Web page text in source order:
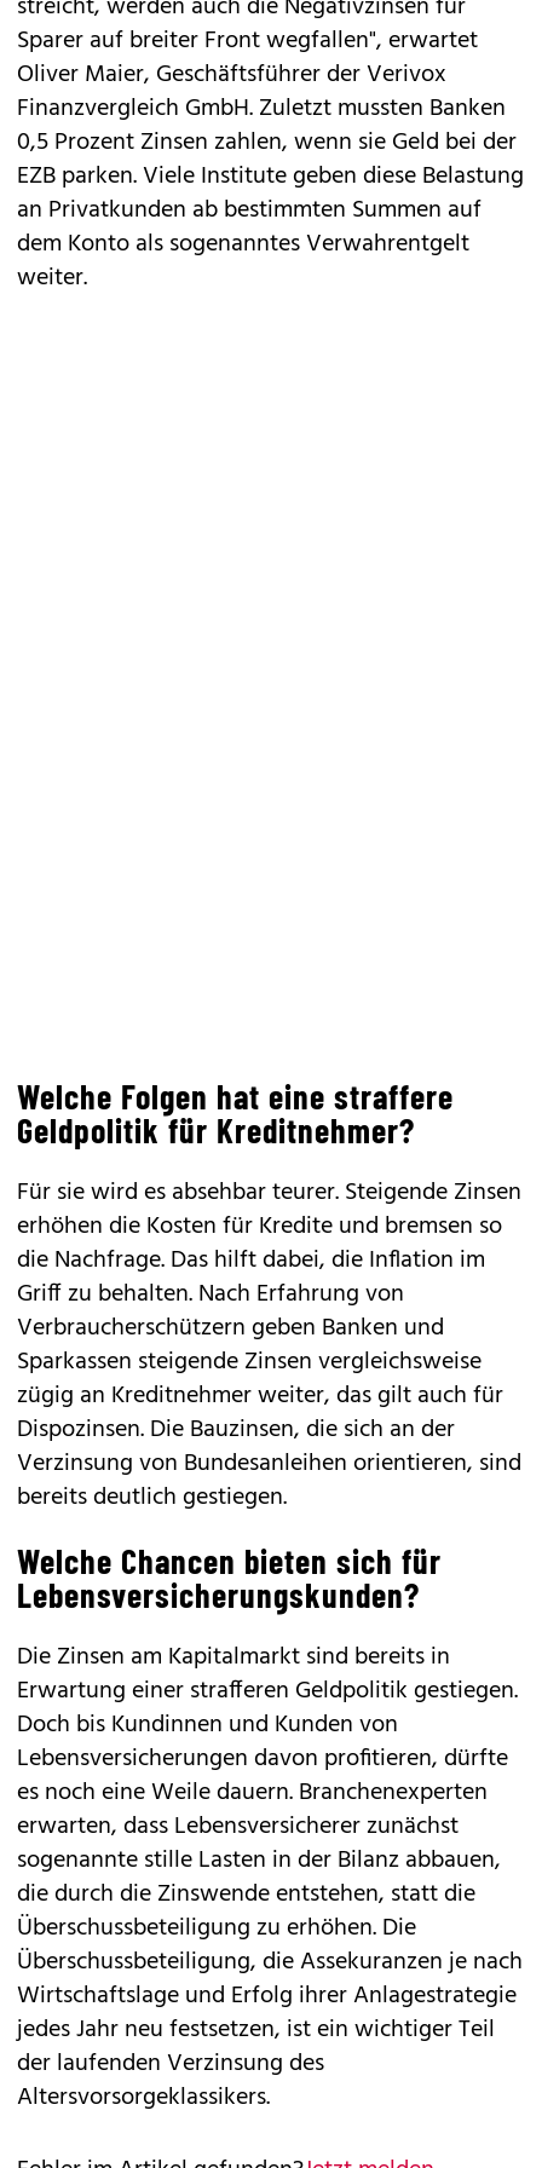
Sparer auf breiter Front wegfallen", erwartet
Oliver Maier, Geschäftsführer der Verivox
Finanzvergleich GmbH. Zuletzt mussten Banken
0,5 Prozent Zinsen zahlen, wenn sie Geld bei der
EZB parken. Viele Institute geben diese Belastung
an Privatkunden ab bestimmten Summen auf
dem Konto als sogenanntes Verwahrentgelt
weiter.
Welche Folgen hat eine straffere
Geldpolitik für Kreditnehmer?
Für sie wird es absehbar teurer. Steigende Zinsen
erhöhen die Kosten für Kredite und bremsen so
die Nachfrage. Das hilft dabei, die Inflation im
Griff zu behalten. Nach Erfahrung von
Verbraucherschützern geben Banken und
Sparkassen steigende Zinsen vergleichsweise
zügig an Kreditnehmer weiter, das gilt auch für
Dispozinsen. Die Bauzinsen, die sich an der
Verzinsung von Bundesanleihen orientieren, sind
bereits deutlich gestiegen.
Welche Chancen bieten sich für
Lebensversicherungskunden?
Die Zinsen am Kapitalmarkt sind bereits in
Erwartung einer strafferen Geldpolitik gestiegen.
Doch bis Kundinnen und Kunden von
Lebensversicherungen davon profitieren, dürfte
es noch eine Weile dauern. Branchenexperten
erwarten, dass Lebensversicherer zunächst
sogenannte stille Lasten in der Bilanz abbauen,
die durch die Zinswende entstehen, statt die
Überschussbeteiligung zu erhöhen. Die
Überschussbeteiligung, die Assekuranzen je nach
Wirtschaftslage und Erfolg ihrer Anlagestrategie
jedes Jahr neu festsetzen, ist ein wichtiger Teil
der laufenden Verzinsung des
Altersvorsorgeklassikers.